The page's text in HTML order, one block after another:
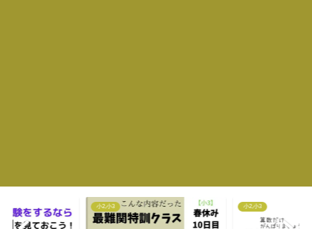
小2,小3 小2,小3